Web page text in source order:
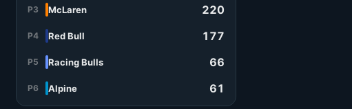
P3 McLaren 220
P4 Red Bull 177
P5 Racing Bulls 66
P6 Alpine 61